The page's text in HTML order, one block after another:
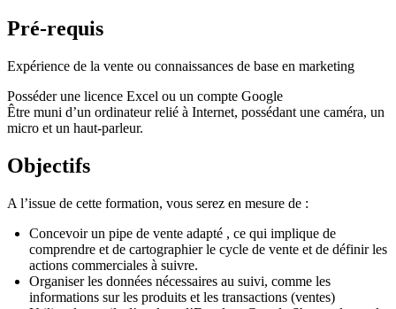
Pré-requis
Expérience de la vente ou connaissances de base en marketing
Posséder une licence Excel ou un compte Google
Être muni d’un ordinateur relié à Internet, possédant une caméra, un
micro et un haut-parleur.
Objectifs
A l’issue de cette formation, vous serez en mesure de :
Concevoir un pipe de vente adapté , ce qui implique de
comprendre et de cartographier le cycle de vente et de définir les
actions commerciales à suivre.
Organiser les données nécessaires au suivi, comme les
informations sur les produits et les transactions (ventes)